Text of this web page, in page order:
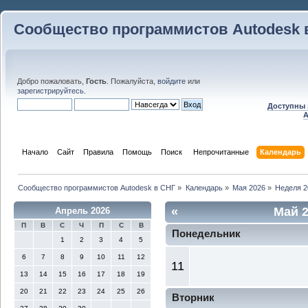
Сообщество программистов Autodesk
Добро пожаловать, Гость . Пожалуйста, войдите или
зарегистрируйтесь
Доступны
Начало Сайт Правила Помощь Поиск Непрочитанные Календарь
Сообщество программистов Autodesk в СНГ » Календарь» Мая 2026» Неделя
Апрель 2026
П В С Ч П С
В
1
2 3 4 5
6 7 8 9 10 11 12
13 14 15 16 17 18 19
20 21 22 23 24 25 26
« Май
Понедельник
11
Вторник